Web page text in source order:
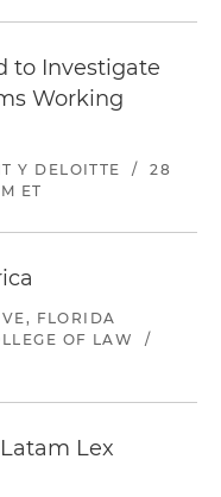
to Investigate
Working
Y DELOITTE /
28
ET
FLORIDA
OF LAW
/
Lex